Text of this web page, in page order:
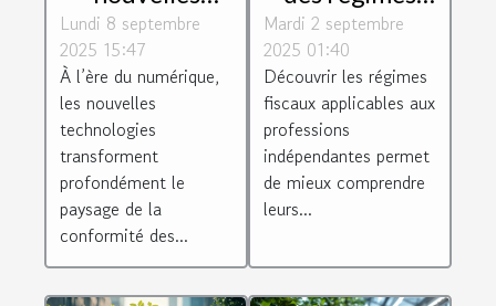
technologies
sur la
conformité des
entreprises
Lundi 8 septembre
2025 15:47
À l’ère du numérique,
les nouvelles
technologies
transforment
profondément le
paysage de la
conformité des...
BIC et BNC sur
les charges
sociales
Mardi 2 septembre
2025 01:40
Découvrir les régimes
fiscaux applicables aux
professions
indépendantes permet
de mieux comprendre
leurs...